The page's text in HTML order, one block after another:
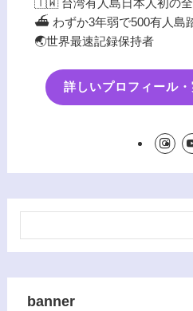
🇹🇼 台湾有人島日本人初の全
⛴️ わずか3年弱で500有人島
🌏世界最速記録保持者
詳しいプロフィール
banner